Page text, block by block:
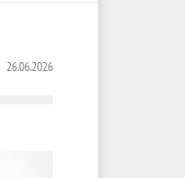
26.06.2026